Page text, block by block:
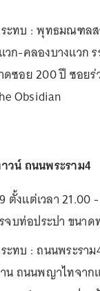
ะทบ : พุทธมณฑลส
ก-คลองบางแวก
ดซอย 200 ปี ซอย
Obsidian
วน์ ถนนพระราม4
ตั้งแต่เวลา 21.00
บท่อประปา ขนาด
ะทบ : ถนนพระรา
น ถนนพญาไทจาก